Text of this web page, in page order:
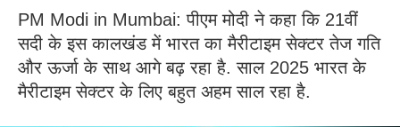
PM Modi in Mumbai: पीएम मोदी ने कहा कि 21वीं
सदी के इस कालखंड में भारत का मैरीटाइम सेक्टर तेज गति
और ऊर्जा के साथ आगे बढ़ रहा है. साल 2025 भारत के
मैरीटाइम सेक्टर के लिए बहुत अहम साल रहा है.